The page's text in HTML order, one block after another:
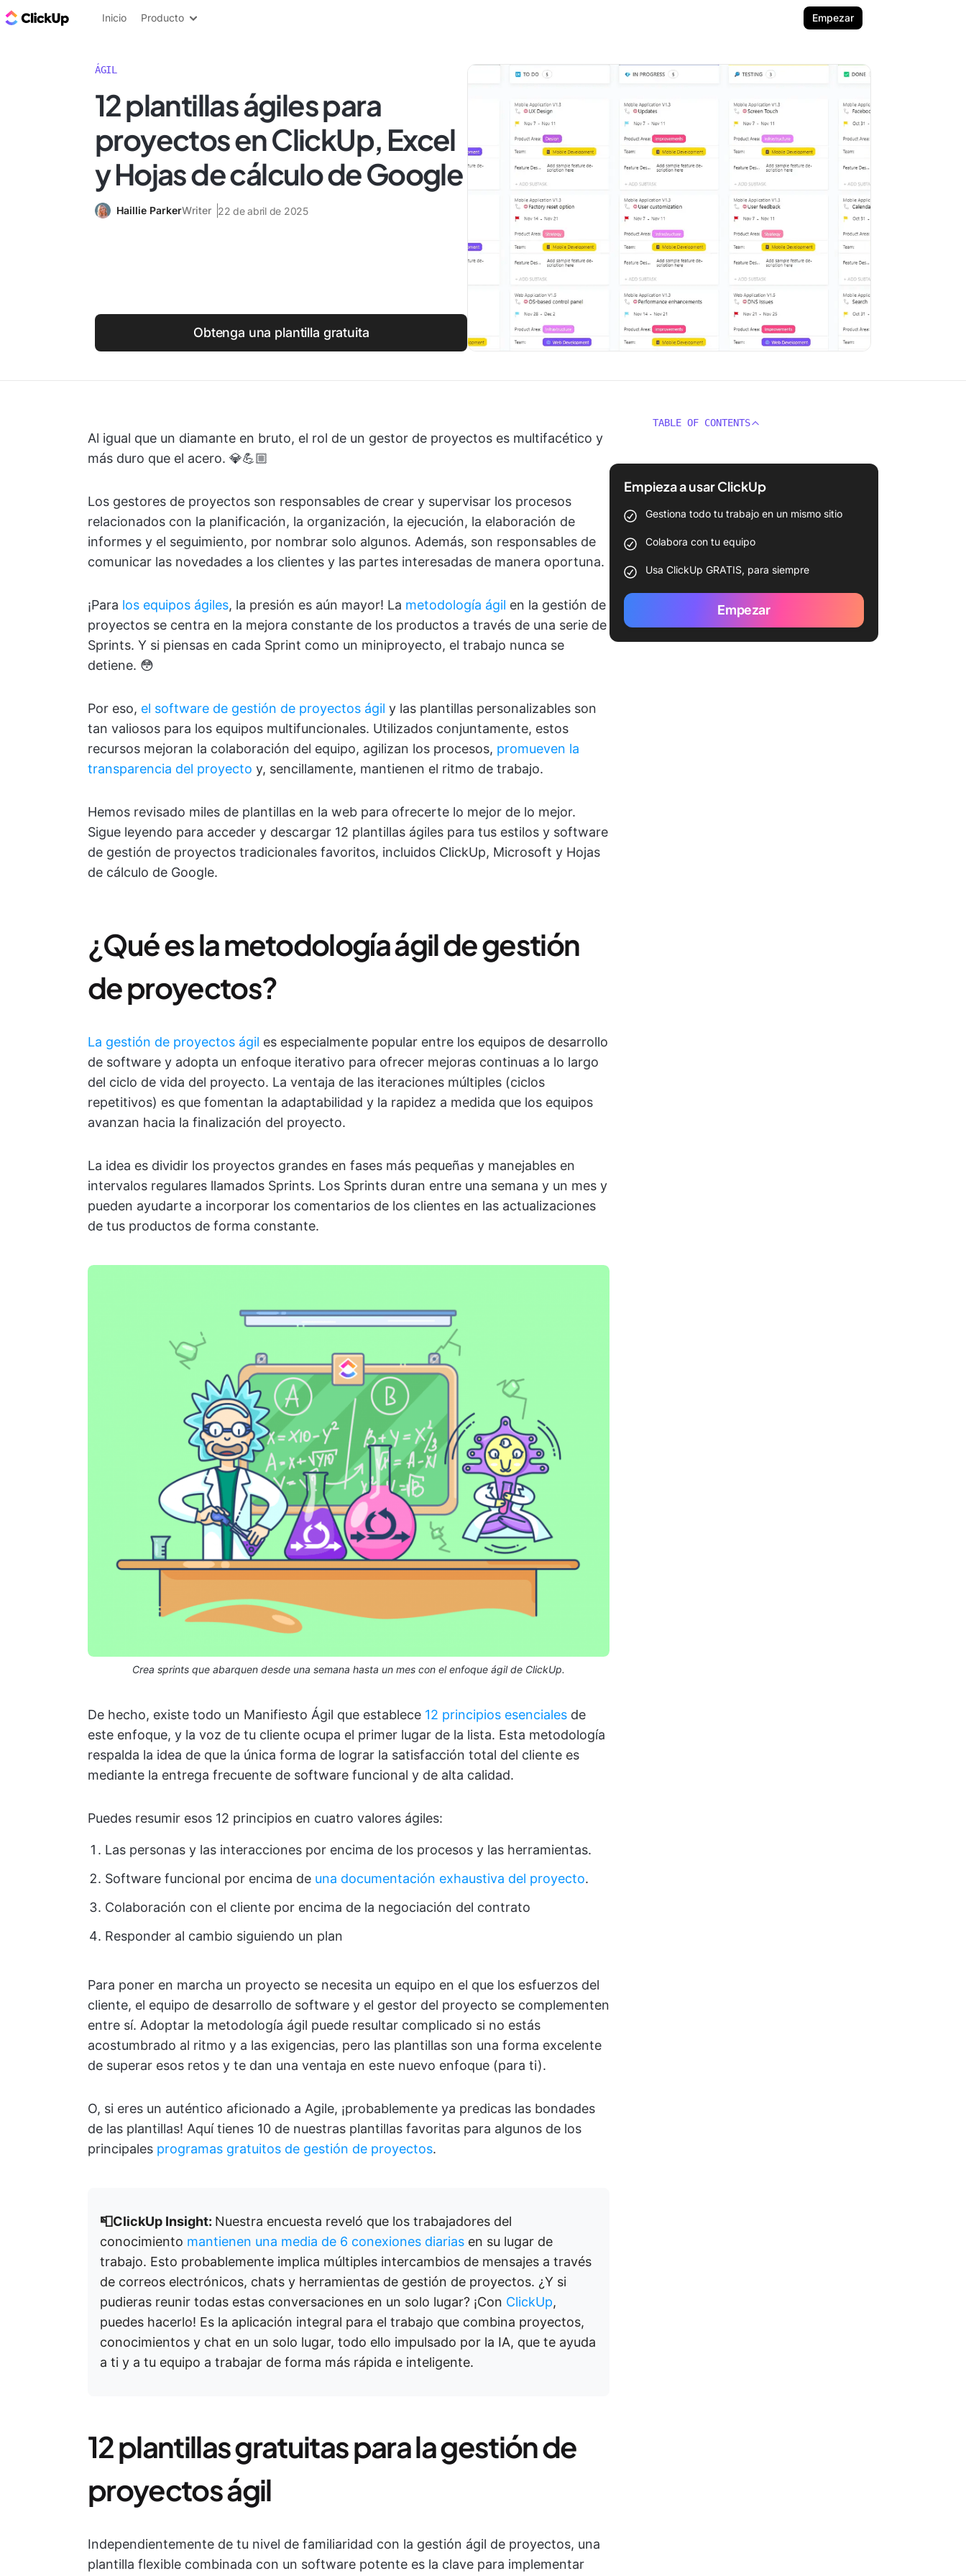
ClickUp Blog
Inicio Producto Empezar
ÁGIL
12 plantillas ágiles para
proyectos en ClickUp, Excel
y Hojas de cálculo de Google
Haillie ParkerWriter 22 de abril de 2025
Obtenga una plantilla gratuita
Al igual que un diamante en bruto, el rol de un gestor de proyectos es multifacético y
más duro que el acero. 💎💪🏼
Los gestores de proyectos son responsables de crear y supervisar los procesos
relacionados con la planificación, la organización, la ejecución, la elaboración de
informes y el seguimiento, por nombrar solo algunos. Además, son responsables de
comunicar las novedades a los clientes y las partes interesadas de manera oportuna.
¡Para los equipos ágiles, la presión es aún mayor! La metodología ágil en la gestión de
proyectos se centra en la mejora constante de los productos a través de una serie de
Sprints. Y si piensas en cada Sprint como un miniproyecto, el trabajo nunca se
detiene. 😳
Por eso, el software de gestión de proyectos ágil y las plantillas personalizables son
tan valiosos para los equipos multifuncionales. Utilizados conjuntamente, estos
recursos mejoran la colaboración del equipo, agilizan los procesos, promueven la
transparencia del proyecto y, sencillamente, mantienen el ritmo de trabajo.
Hemos revisado miles de plantillas en la web para ofrecerte lo mejor de lo mejor.
Sigue leyendo para acceder y descargar 12 plantillas ágiles para tus estilos y software
de gestión de proyectos tradicionales favoritos, incluidos ClickUp, Microsoft y Hojas
de cálculo de Google.
¿Qué es la metodología ágil de gestión
de proyectos?
La gestión de proyectos ágil es especialmente popular entre los equipos de desarrollo
de software y adopta un enfoque iterativo para ofrecer mejoras continuas a lo largo
del ciclo de vida del proyecto. La ventaja de las iteraciones múltiples (ciclos
repetitivos) es que fomentan la adaptabilidad y la rapidez a medida que los equipos
avanzan hacia la finalización del proyecto.
La idea es dividir los proyectos grandes en fases más pequeñas y manejables en
intervalos regulares llamados Sprints. Los Sprints duran entre una semana y un mes y
pueden ayudarte a incorporar los comentarios de los clientes en las actualizaciones
de tus productos de forma constante.
Crea sprints que abarquen desde una semana hasta un mes con el enfoque ágil de ClickUp.
De hecho, existe todo un Manifiesto Ágil que establece 12 principios esenciales de
este enfoque, y la voz de tu cliente ocupa el primer lugar de la lista. Esta metodología
respalda la idea de que la única forma de lograr la satisfacción total del cliente es
mediante la entrega frecuente de software funcional y de alta calidad.
Puedes resumir esos 12 principios en cuatro valores ágiles:
Las personas y las interacciones por encima de los procesos y las herramientas.
Software funcional por encima de una documentación exhaustiva del proyecto.
Colaboración con el cliente por encima de la negociación del contrato
Responder al cambio siguiendo un plan
Para poner en marcha un proyecto se necesita un equipo en el que los esfuerzos del
cliente, el equipo de desarrollo de software y el gestor del proyecto se complementen
entre sí. Adoptar la metodología ágil puede resultar complicado si no estás
acostumbrado al ritmo y a las exigencias, pero las plantillas son una forma excelente
de superar esos retos y te dan una ventaja en este nuevo enfoque (para ti).
O, si eres un auténtico aficionado a Agile, ¡probablemente ya predicas las bondades
de las plantillas! Aquí tienes 10 de nuestras plantillas favoritas para algunos de los
principales programas gratuitos de gestión de proyectos.
📮ClickUp Insight: Nuestra encuesta reveló que los trabajadores del
conocimiento mantienen una media de 6 conexiones diarias en su lugar de
trabajo. Esto probablemente implica múltiples intercambios de mensajes a través
de correos electrónicos, chats y herramientas de gestión de proyectos. ¿Y si
pudieras reunir todas estas conversaciones en un solo lugar? ¡Con ClickUp,
puedes hacerlo! Es la aplicación integral para el trabajo que combina proyectos,
conocimientos y chat en un solo lugar, todo ello impulsado por la IA, que te ayuda
a ti y a tu equipo a trabajar de forma más rápida e inteligente.
12 plantillas gratuitas para la gestión de
proyectos ágil
Independientemente de tu nivel de familiaridad con la gestión ágil de proyectos, una
plantilla flexible combinada con un software potente es la clave para implementar
TABLE OF CONTENTS
Empieza a usar ClickUp
Gestiona todo tu trabajo en un mismo sitio
Colabora con tu equipo
Usa ClickUp GRATIS, para siempre
Empezar